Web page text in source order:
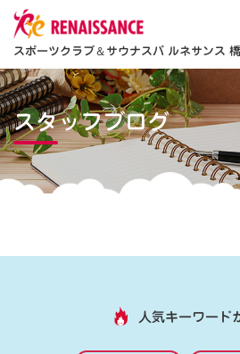
スポーツクラブ＆サウナスパ ルネサンス
スタッフブログ
人気キーワード